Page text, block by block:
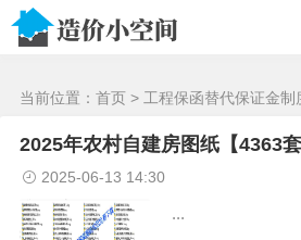
当前位置： 首页 > 工程保函替代保证金制
2025年农村自建房图纸【4363
2025-06-13 14:30
...